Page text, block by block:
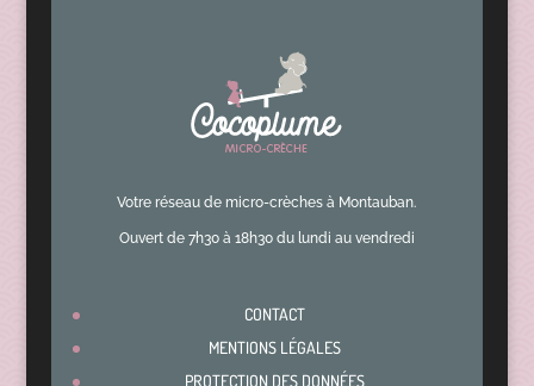
Votre réseau de micro-crèches à Montauban.
Ouvert de 7h30 à 18h30 du lundi au vendredi
CONTACT
MENTIONS LÉGALES
PROTECTION DES DONNÉES